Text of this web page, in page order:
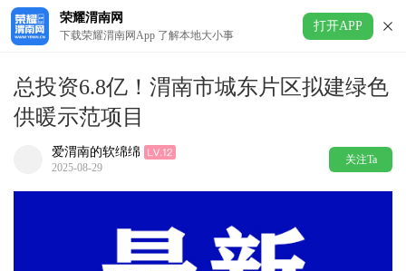
荣耀渭南网
下载荣耀渭南网App 了解本地大小事
打开APP
总投资6.8亿！渭南市城东片区拟建绿色
供暖示范项目
爱渭南的软绵绵
2025-08-29
关注Ta